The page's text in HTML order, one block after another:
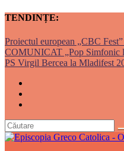
TENDINȚE:
Proiectul european „CBC
COMUNICAT „Pop Simfonic
PS Virgil Bercea la Mladifest